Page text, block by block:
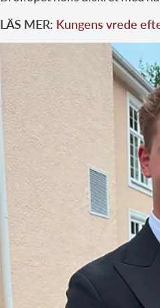
LÄS MER: Kungens vrede